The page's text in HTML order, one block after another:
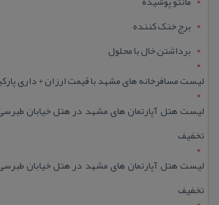
برج خنک کننده
برداشتن خال با محلول
لیست مسافرخانه های مشهد با قیمت ارزان + داری پارکینگ +
تخفیف
تخفیف